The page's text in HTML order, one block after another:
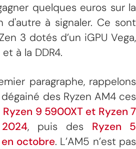
quelques euros sur la
d'autre à signaler. Ce sont
3 dotés d’un iGPU Vega,
à la DDR4.
paragraphe, rappelons
des Ryzen AM4 ces
Ryzen 9 5900XT et Ryzen 7
, puis des Ryzen 5
octobre. L’AM5 n’est pas